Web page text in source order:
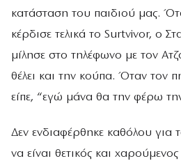
κατάσταση του παιδιού μας.
κέρδισε τελικά το Surtvivor, ο
μίλησε στο τηλέφωνο με τον
θέλει και την κούπα. Όταν τον
είπε, “εγώ μάνα θα την φέρω
Δεν ενδιαφέρθηκε καθόλου για
να είναι θετικός και